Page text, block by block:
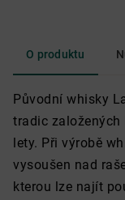
O produktu
Původní whisky
tradic založených
lety. Při výrobě
vysoušen nad
kterou lze najít